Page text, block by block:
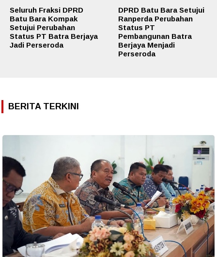
Seluruh Fraksi DPRD
Batu Bara Kompak
Setujui Perubahan
Status PT Batra Berjaya
Jadi Perseroda
DPRD Batu Bara Setujui
Ranperda Perubahan
Status PT
Pembangunan Batra
Berjaya Menjadi
Perseroda
BERITA TERKINI